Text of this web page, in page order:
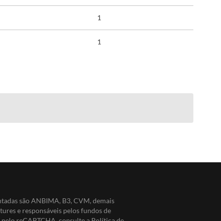
1
1
são ANBIMA, B3, CVM, demais
e responsáveis pelos fundos de